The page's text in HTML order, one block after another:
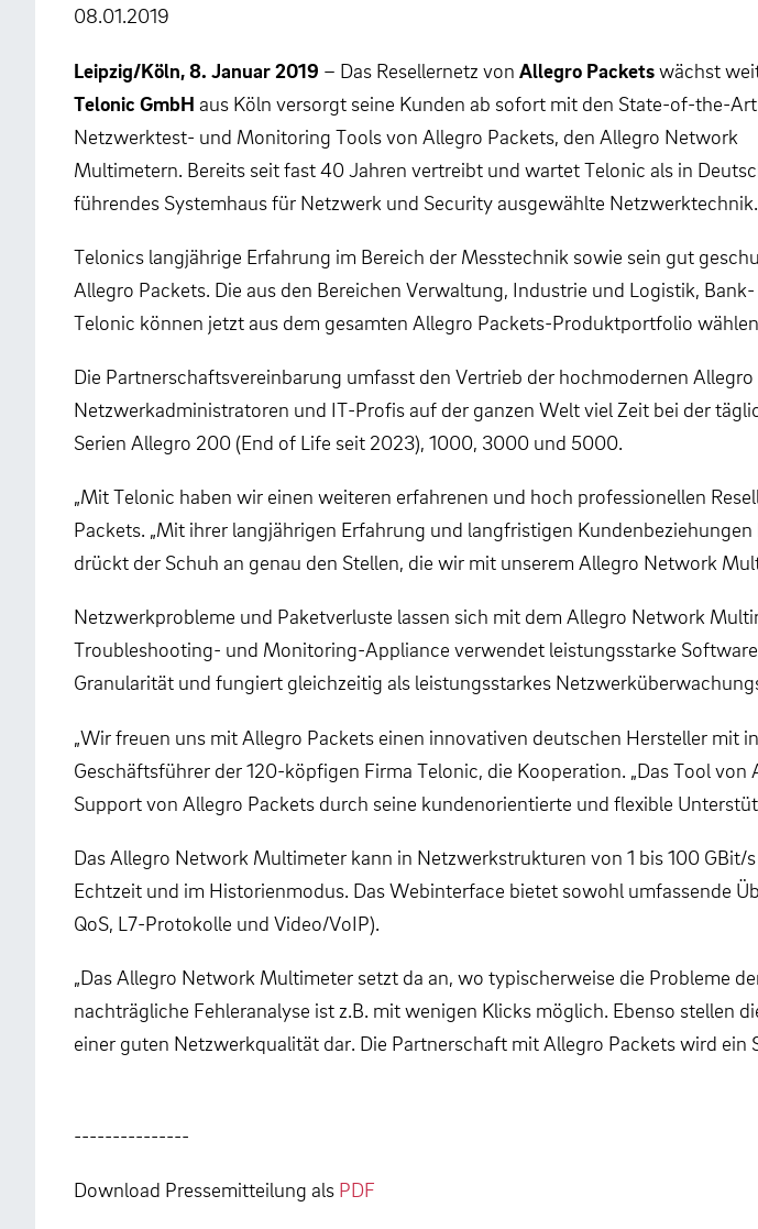
08.01.2019
Leipzig/Köln, 8. Januar 2019 – Das Resellernetz von Allegro Packetswächst
Telonic GmbH aus Köln versorgt seine Kunden ab sofort mit den State-of-the-Art
Netzwerktest- und Monitoring Tools von Allegro Packets, den Allegro Network
Multimetern. Bereits seit fast 40 Jahren vertreibt und wartet Telonic als in
führendes Systemhaus für Netzwerk und Security ausgewählte Netzwerktechnik.
Telonics langjährige Erfahrung im Bereich der Messtechnik sowie sein gut
Allegro Packets. Die aus den Bereichen Verwaltung, Industrie und Logistik,
Telonic können jetzt aus dem gesamten Allegro Packets-Produktportfolio
Die Partnerschaftsvereinbarung umfasst den Vertrieb der hochmodernen
Netzwerkadministratoren und IT-Profis auf der ganzen Welt viel Zeit bei der
Serien Allegro 200 (End of Life seit 2023), 1000, 3000 und 5000.
„Mit Telonic haben wir einen weiteren erfahrenen und hoch professionellen
Packets. „Mit ihrer langjährigen Erfahrung und langfristigen
drückt der Schuh an genau den Stellen, die wir mit unserem Allegro Network
Netzwerkprobleme und Paketverluste lassen sich mit dem Allegro Network
Troubleshooting- und Monitoring-Appliance verwendet leistungsstarke
Granularität und fungiert gleichzeitig als leistungsstarkes
„Wir freuen uns mit Allegro Packets einen innovativen deutschen Hersteller
Geschäftsführer der 120-köpfigen Firma Telonic, die Kooperation. „Das Tool
Support von Allegro Packets durch seine kundenorientierte und flexible
Das Allegro Network Multimeter kann in Netzwerkstrukturen von 1 bis 100
Echtzeit und im Historienmodus. Das Webinterface bietet sowohl umfassende
QoS, L7-Protokolle und Video/VoIP).
„Das Allegro Network Multimeter setzt da an, wo typischerweise die Probleme
nachträgliche Fehleranalyse ist z.B. mit wenigen Klicks möglich. Ebenso stellen
einer guten Netzwerkqualität dar. Die Partnerschaft mit Allegro Packets wird
---------------
Download Pressemitteilung als PDF